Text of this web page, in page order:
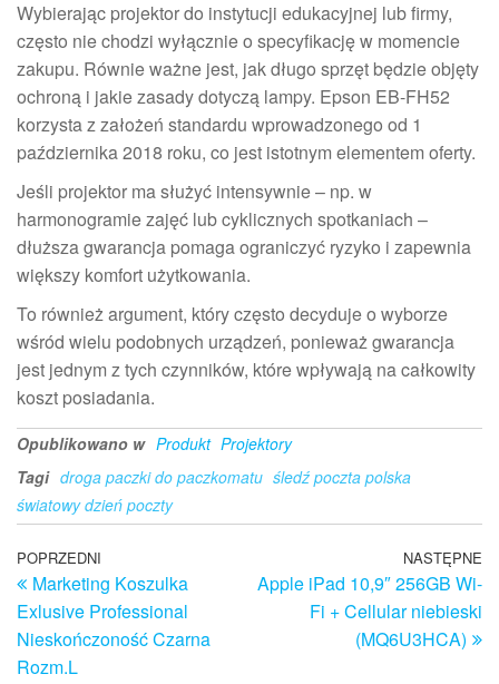
Wybierając projektor do instytucji edukacyjnej lub firmy,
często nie chodzi wyłącznie o specyfikację w momencie
zakupu. Równie ważne jest, jak długo sprzęt będzie objęty
ochroną i jakie zasady dotyczą lampy. Epson EB-FH52
korzysta z założeń standardu wprowadzonego od 1
października 2018 roku, co jest istotnym elementem oferty.
Jeśli projektor ma służyć intensywnie – np. w
harmonogramie zajęć lub cyklicznych spotkaniach –
dłuższa gwarancja pomaga ograniczyć ryzyko i zapewnia
większy komfort użytkowania.
To również argument, który często decyduje o wyborze
wśród wielu podobnych urządzeń, ponieważ gwarancja
jest jednym z tych czynników, które wpływają na całkowity
koszt posiadania.
Opublikowano w Produkt Projektory
Tagi droga paczki do paczkomatu śledź poczta polska
światowy dzień poczty
Nawigacja
wpisu
Poprzedni
wpis
POPRZEDNI
Marketing Koszulka
Exlusive Professional
Nieskończoność Czarna
Rozm.L
NASTĘPNE
Apple iPad 10,9″ 256GB Wi-
Fi + Cellular niebieski
(MQ6U3HCA)